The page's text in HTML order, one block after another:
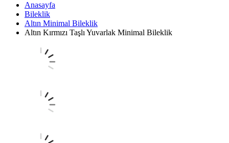
Anasayfa
Bileklik
Altın Minimal Bileklik
Altın Kırmızı Taşlı Yuvarlak Minimal Bileklik